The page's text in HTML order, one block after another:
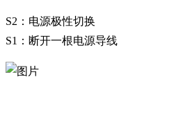
S2：电源极性切换
S1：断开一根电源导线